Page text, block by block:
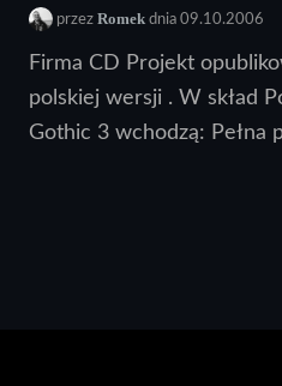
przez Romek dnia 09.10.2006
Firma CD Projekt
polskiej wersji . W skład
Gothic 3 wchodzą: Pełna